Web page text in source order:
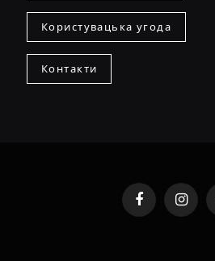
Користувацька угода
Контакти
Facebook